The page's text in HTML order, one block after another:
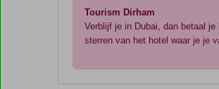
Tourism Dirham
Verblijf je in Dubai, dan betaal
sterren van het hotel waar je je